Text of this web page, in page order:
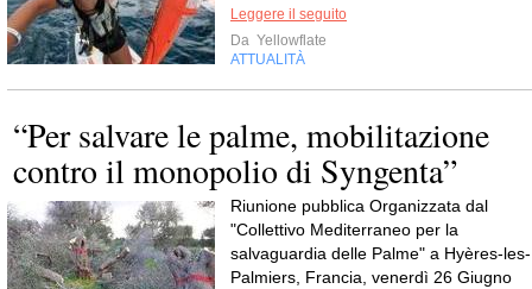
Leggere il seguito
Da Yellowflate
ATTUALITÀ
“Per salvare le palme, mobilitazione
contro il monopolio di Syngenta”
Riunione pubblica Organizzata dal
"Collettivo Mediterraneo per la
salvaguardia delle Palme" a Hyères-les-
Palmiers, Francia, venerdì 26 Giugno